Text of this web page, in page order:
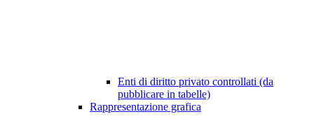
Enti di diritto privato controllati (da
pubblicare in tabelle)
Rappresentazione grafica